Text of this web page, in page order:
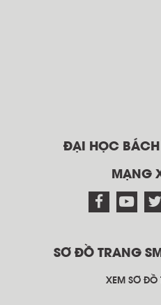
ĐẠI HỌC BÁCH
MẠNG
SƠ ĐỒ TRANG
XEM SƠ ĐỒ